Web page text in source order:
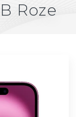
Roze